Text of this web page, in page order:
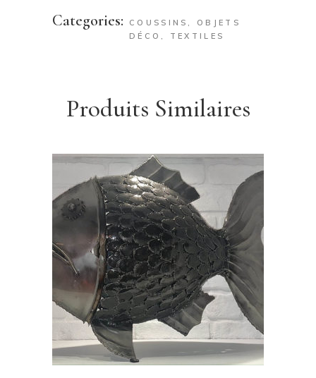
Categories: COUSSINS , OBJETS
DÉCO , TEXTILES
Produits Similaires